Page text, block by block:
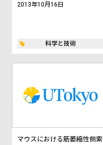
2013年10月16日
科学と技術
マウスにおける筋萎縮性側索